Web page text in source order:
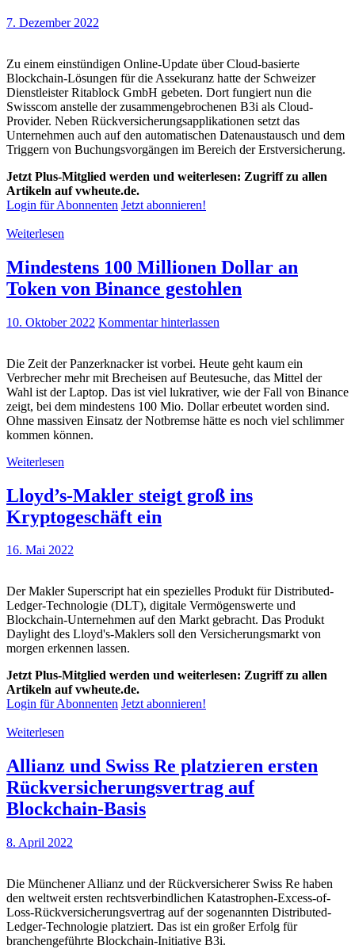
7. Dezember 2022
Zu einem einstündigen Online-Update über Cloud-basierte
Blockchain-Lösungen für die Assekuranz hatte der Schweizer
Dienstleister Ritablock GmbH gebeten. Dort fungiert nun die
Swisscom anstelle der zusammengebrochenen B3i als Cloud-
Provider. Neben Rückversicherungsapplikationen setzt das
Unternehmen auch auf den automatischen Datenaustausch und dem
Triggern von Buchungsvorgängen im Bereich der Erstversicherung.
Jetzt Plus-Mitglied werden und weiterlesen: Zugriff zu allen
Artikeln auf vwheute.de.
Login für Abonnenten Jetzt abonnieren!
Weiterlesen
Mindestens 100 Millionen Dollar an
Token von Binance gestohlen
10. Oktober 2022 Kommentar hinterlassen
Die Zeit der Panzerknacker ist vorbei. Heute geht kaum ein
Verbrecher mehr mit Brecheisen auf Beutesuche, das Mittel der
Wahl ist der Laptop. Das ist viel lukrativer, wie der Fall von Binance
zeigt, bei dem mindestens 100 Mio. Dollar erbeutet worden sind.
Ohne massiven Einsatz der Notbremse hätte es noch viel schlimmer
kommen können.
Weiterlesen
Lloyd’s-Makler steigt groß ins
Kryptogeschäft ein
16. Mai 2022
Der Makler Superscript hat ein spezielles Produkt für Distributed-
Ledger-Technologie (DLT), digitale Vermögenswerte und
Blockchain-Unternehmen auf den Markt gebracht. Das Produkt
Daylight des Lloyd's-Maklers soll den Versicherungsmarkt von
morgen erkennen lassen.
Jetzt Plus-Mitglied werden und weiterlesen: Zugriff zu allen
Artikeln auf vwheute.de.
Login für Abonnenten Jetzt abonnieren!
Weiterlesen
Allianz und Swiss Re platzieren ersten
Rückversicherungsvertrag auf
Blockchain-Basis
8. April 2022
Die Münchener Allianz und der Rückversicherer Swiss Re haben
den weltweit ersten rechtsverbindlichen Katastrophen-Excess-of-
Loss-Rückversicherungsvertrag auf der sogenannten Distributed-
Ledger-Technologie platziert. Das ist ein großer Erfolg für
branchengeführte Blockchain-Initiative B3i.